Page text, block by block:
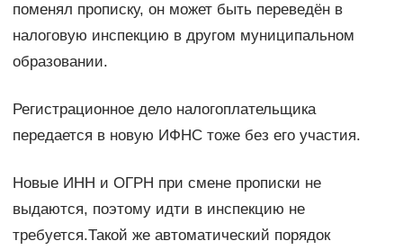
поменял прописку, он может быть переведён в
налоговую инспекцию в другом муниципальном
образовании.
Регистрационное дело налогоплательщика
передается в новую ИФНС тоже без его участия.
Новые ИНН и ОГРН при смене прописки не
выдаются, поэтому идти в инспекцию не
требуется.Такой же автоматический порядок